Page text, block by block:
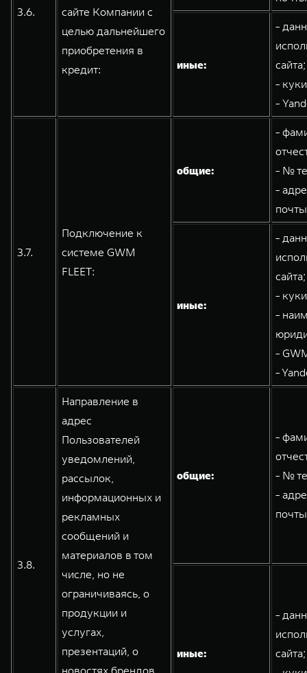
3.6.
сайте Компании с
целью дальнейшего
приобретения в
кредит:
иные:
-
сайта;
-
-
3.7.
Подключение к
системе GWM
FLEET:
общие:
-
- №
-
иные:
-
сайта;
-
-
-
-
3.8.
Направление в
адрес
Пользователей
уведомлений,
рассылок,
информационных и
рекламных
сообщений и
материалов в том
числе, но не
ограничиваясь, о
продукции и
услугах,
презентаций, о
новостях брендов
общие:
-
- №
-
иные:
-
сайта;